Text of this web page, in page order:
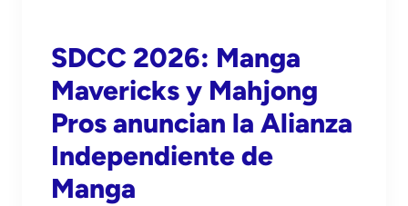
SDCC 2026: Manga
Mavericks y Mahjong
Pros anuncian la Alianza
Independiente de
Manga